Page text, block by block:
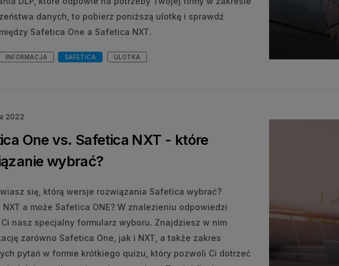
danych, to pobierz poniższą ulotkę i sprawdź
Safetica One a Safetica NXT.
INFORMACJA SAFETICA ULOTKA
2022
One vs. Safetica NXT - które
wybrać?
się, którą wersje rozwiązania Safetica wybrać?
a może Safetica ONE? W znalezieniu odpowiedzi
nasz specjalny formularz wyboru. Znajdziesz w nim
zarówno Safetica One, jak i NXT, a także zakres
pytań w formie krótkiego quizu, który pozwoli Ci dotrzeć